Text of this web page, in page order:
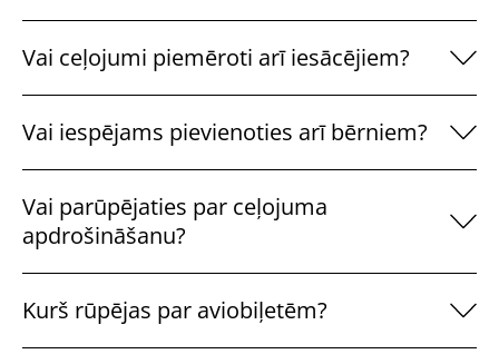
Vai ceļojumi piemēroti arī iesācējiem?
Vai iespējams pievienoties arī bērniem?
Vai parūpējaties par ceļojuma
apdrošināšanu?
Kurš rūpējas par aviobiļetēm?